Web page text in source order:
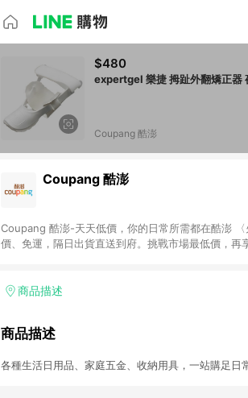
$480
Coupang 酷澎
Coupang 酷澎
Coupang 酷澎-天天低價，你的日常所需都在酷澎
價、免運，隔日出貨直送到府。挑戰市場最低價，再
商品描述
商品描述
各種生活日用品、家庭五金、收納用具，一站購足日